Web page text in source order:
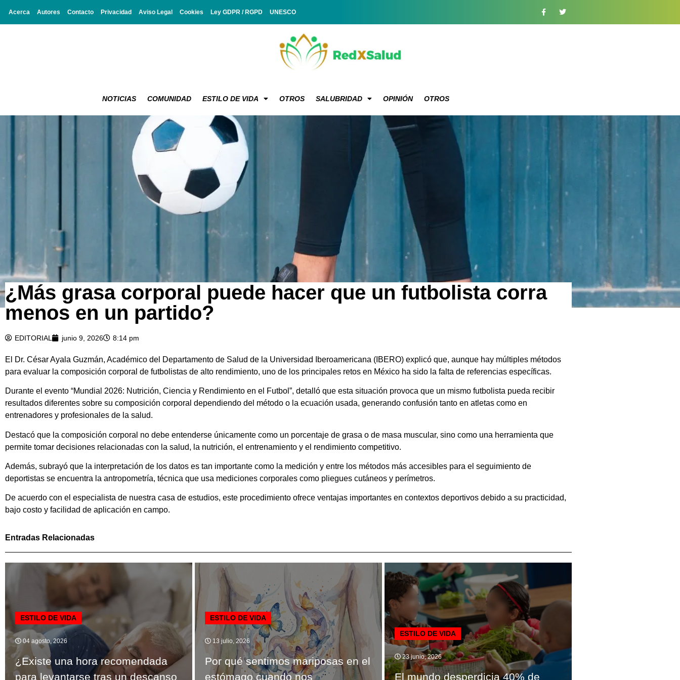
Acerca Autores Contacto Privacidad Aviso Legal Cookies Ley GDPR / RGPD UNESCO
NOTICIAS COMUNIDAD ESTILO DE VIDA OTROS SALUBRIDAD OPINIÓN OTROS
¿Más grasa corporal puede hacer que un futbolista corra
menos en un partido?
EDITORIAL junio 9, 2026 8:14 pm
El Dr. César Ayala Guzmán, Académico del Departamento de Salud de la Universidad Iberoamericana (IBERO) explicó que, aunque hay múltiples métodos
para evaluar la composición corporal de futbolistas de alto rendimiento, uno de los principales retos en México ha sido la falta de referencias específicas.
Durante el evento “Mundial 2026: Nutrición, Ciencia y Rendimiento en el Futbol”, detalló que esta situación provoca que un mismo futbolista pueda recibir
resultados diferentes sobre su composición corporal dependiendo del método o la ecuación usada, generando confusión tanto en atletas como en
entrenadores y profesionales de la salud.
Destacó que la composición corporal no debe entenderse únicamente como un porcentaje de grasa o de masa muscular, sino como una herramienta que
permite tomar decisiones relacionadas con la salud, la nutrición, el entrenamiento y el rendimiento competitivo.
Además, subrayó que la interpretación de los datos es tan importante como la medición y entre los métodos más accesibles para el seguimiento de
deportistas se encuentra la antropometría, técnica que usa mediciones corporales como pliegues cutáneos y perímetros.
De acuerdo con el especialista de nuestra casa de estudios, este procedimiento ofrece ventajas importantes en contextos deportivos debido a su practicidad,
bajo costo y facilidad de aplicación en campo.
Entradas Relacionadas
ESTILO DE VIDA
04 agosto, 2026
¿Existe una hora recomendada
para levantarse tras un descanso
ESTILO DE VIDA
13 julio, 2026
Por qué sentimos mariposas en el
estómago cuando nos
ESTILO DE VIDA
23 junio, 2026
El mundo desperdicia 40% de